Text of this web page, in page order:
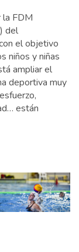
FDM
del
el objetivo
niños y niñas
ampliar el
deportiva muy
están